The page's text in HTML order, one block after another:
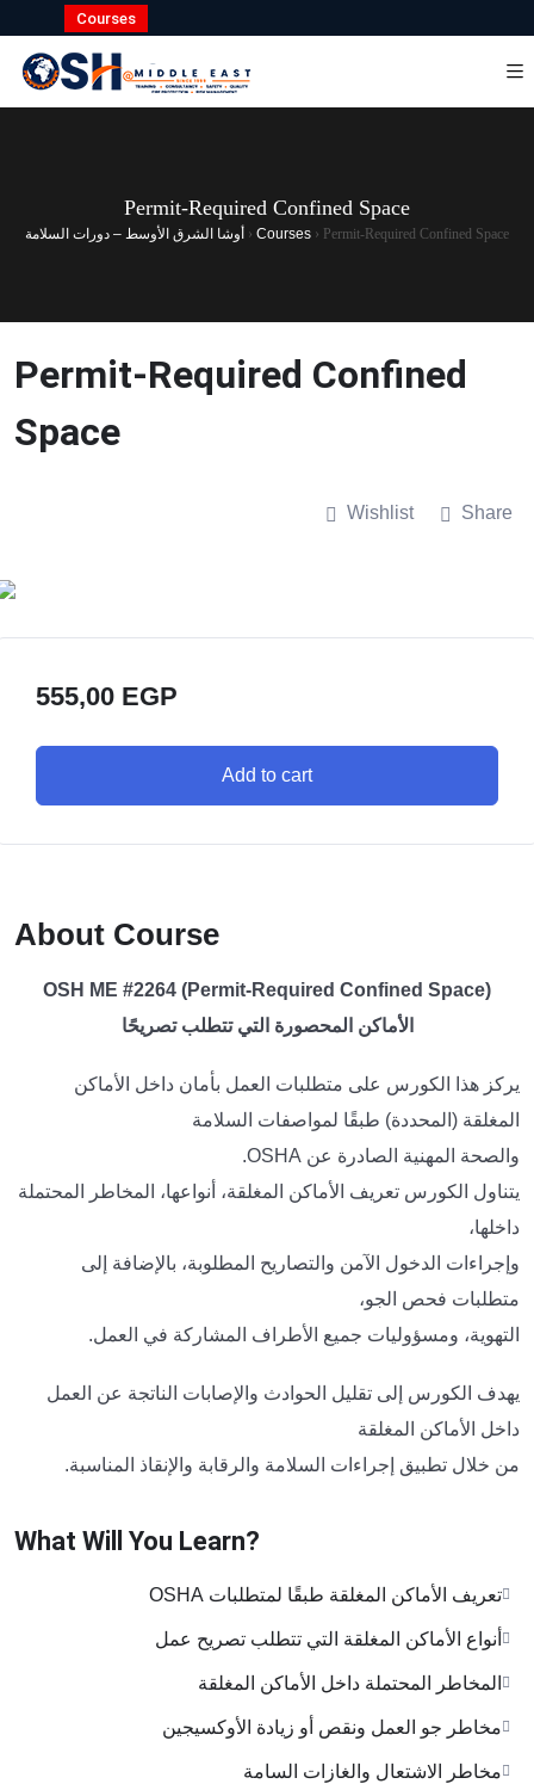
Courses
Permit-Required Confined Space
أوشا الشرق الأوسط – دورات السلامة › Courses › Permit-Required Confined Space
Permit-Required Confined
Space
Wishlist Share
555,00 EGP
Add to cart
About Course
OSH ME #2264 (Permit-Required Confined Space)
الأماكن المحصورة التي تتطلب تصريحًا
يركز هذا الكورس على متطلبات العمل بأمان داخل الأماكن
المغلقة (المحددة) طبقًا لمواصفات السلامة
والصحة المهنية الصادرة عن OSHA.
يتناول الكورس تعريف الأماكن المغلقة، أنواعها، المخاطر المحتملة
داخلها،
وإجراءات الدخول الآمن والتصاريح المطلوبة، بالإضافة إلى
متطلبات فحص الجو،
التهوية، ومسؤوليات جميع الأطراف المشاركة في العمل.
يهدف الكورس إلى تقليل الحوادث والإصابات الناتجة عن العمل
داخل الأماكن المغلقة
من خلال تطبيق إجراءات السلامة والرقابة والإنقاذ المناسبة.
What Will You Learn?
تعريف الأماكن المغلقة طبقًا لمتطلبات OSHA
أنواع الأماكن المغلقة التي تتطلب تصريح عمل
المخاطر المحتملة داخل الأماكن المغلقة
مخاطر جو العمل ونقص أو زيادة الأوكسيجين
مخاطر الاشتعال والغازات السامة